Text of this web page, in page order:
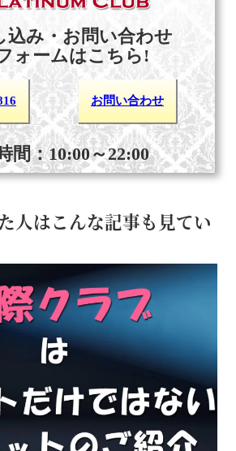
込み・お問い合わせ
ォームはこちら!
お問い合わせ
間：10:00～22:00
人はこんな記事も見てい